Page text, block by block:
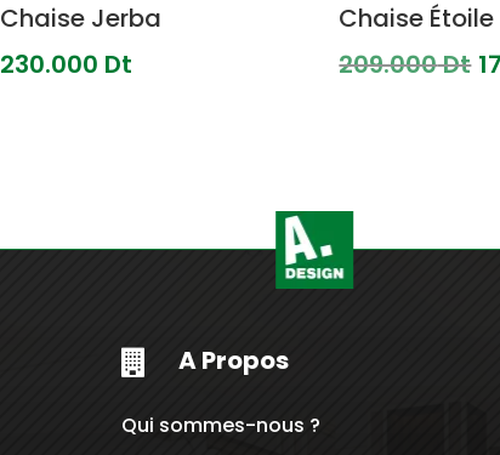
Chaise Jerba
230.000 Dt
Chaise
209.000Dt
 A Propos
Qui sommes-nous ?